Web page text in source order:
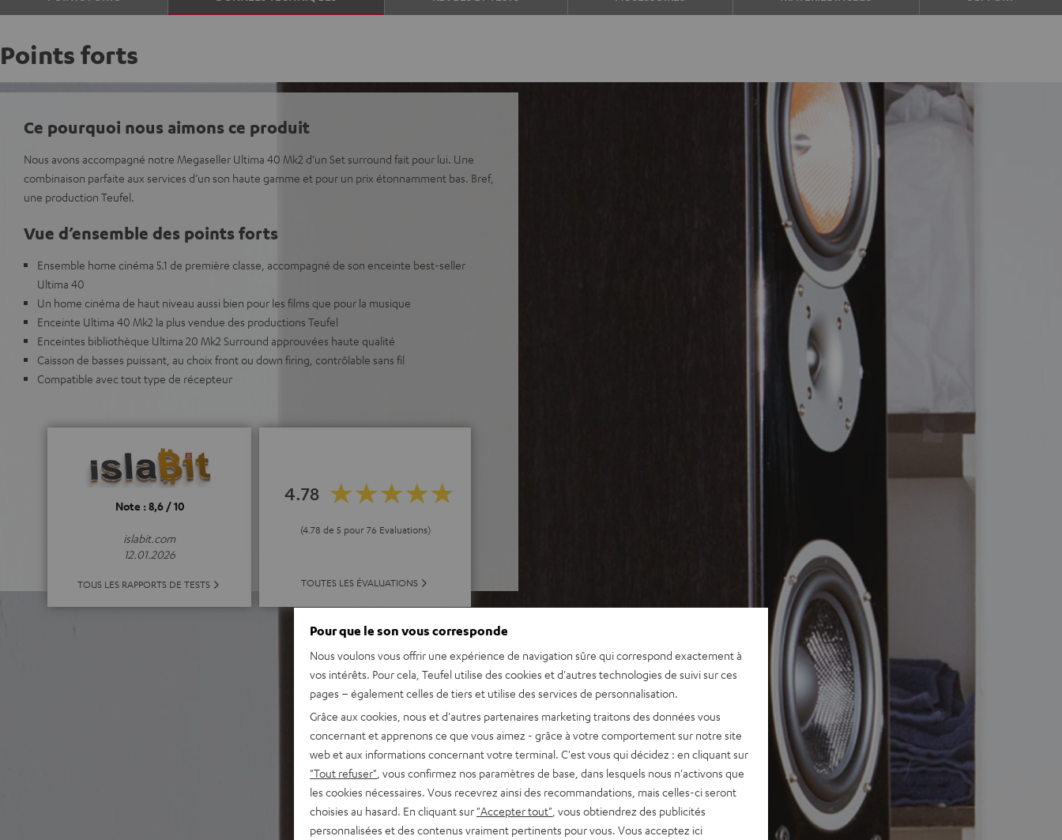
Points forts
Ce pourquoi nous aimons ce produit
Nous avons accompagné notre Megaseller Ultima 40 Mk2 d’un Set surround fait pour lui. Une
combinaison parfaite aux services d’un son haute gamme et pour un prix étonnamment bas. Bref,
une production Teufel.
Vue d’ensemble des points forts
Ensemble home cinéma 5.1 de première classe, accompagné de son enceinte best-seller
Ultima 40
Un home cinéma de haut niveau aussi bien pour les films que pour la musique
Enceinte Ultima 40 Mk2 la plus vendue des productions Teufel
Enceintes bibliothèque Ultima 20 Mk2 Surround approuvées haute qualité
Caisson de basses puissant, au choix front ou down firing, contrôlable sans fil
Compatible avec tout type de récepteur
Note : 8,6 / 10
islabit.com
12.01.2026
TOUS LES RAPPORTS DE TESTS
4.78
(4.78 de 5 pour 76 Evaluations)
TOUTES LES ÉVALUATIONS
Pour que le son vous corresponde
Nous voulons vous offrir une expérience de navigation sûre qui correspond exactement à
vos intérêts. Pour cela, Teufel utilise des cookies et d'autres technologies de suivi sur ces
pages – également celles de tiers et utilise des services de personnalisation.
Grâce aux cookies, nous et d'autres partenaires marketing traitons des données vous
concernant et apprenons ce que vous aimez - grâce à votre comportement sur notre site
web et aux informations concernant votre terminal. C'est vous qui décidez : en cliquant sur
"Tout refuser" , vous confirmez nos paramètres de base, dans lesquels nous n'activons que
les cookies nécessaires. Vous recevrez ainsi des recommandations, mais celles-ci seront
choisies au hasard. En cliquant sur "Accepter tout" , vous obtiendrez des publicités
personnalisées et des contenus vraiment pertinents pour vous. Vous acceptez ici